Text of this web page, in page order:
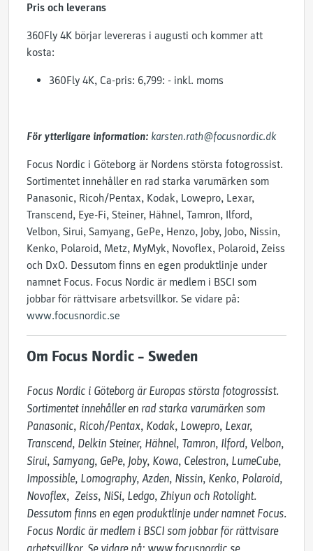
Pris och leverans
360Fly 4K börjar levereras i augusti och kommer att
kosta:
360Fly 4K, Ca-pris: 6,799: - inkl. moms
För ytterligare information: karsten.rath@focusnordic.dk
Focus Nordic i Göteborg är Nordens största fotogrossist.
Sortimentet innehåller en rad starka varumärken som
Panasonic, Ricoh/Pentax, Kodak, Lowepro, Lexar,
Transcend, Eye-Fi, Steiner, Hähnel, Tamron, Ilford,
Velbon, Sirui, Samyang, GePe, Henzo, Joby, Jobo, Nissin,
Kenko, Polaroid, Metz, MyMyk, Novoflex, Polaroid, Zeiss
och DxO. Dessutom finns en egen produktlinje under
namnet Focus. Focus Nordic är medlem i BSCI som
jobbar för rättvisare arbetsvillkor. Se vidare på:
www.focusnordic.se
Om Focus Nordic – Sweden
Focus Nordic i Göteborg är Europas största fotogrossist.
Sortimentet innehåller en rad starka varumärken som
Panasonic, Ricoh/Pentax, Kodak, Lowepro, Lexar,
Transcend, Delkin Steiner, Hähnel, Tamron, Ilford, Velbon,
Sirui, Samyang, GePe, Joby, Kowa, Celestron, LumeCube,
Impossible, Lomography, Azden, Nissin, Kenko, Polaroid,
Novoflex,  Zeiss, NiSi, Ledgo, Zhiyun och Rotolight.
Dessutom finns en egen produktlinje under namnet Focus.
Focus Nordic är medlem i BSCI som jobbar för rättvisare